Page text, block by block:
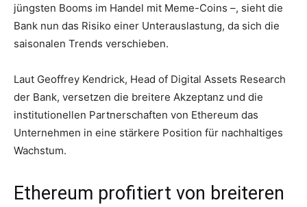
jüngsten Booms im Handel mit Meme-Coins –, sieht die
Bank nun das Risiko einer Unterauslastung, da sich die
saisonalen Trends verschieben.
Laut Geoffrey Kendrick, Head of Digital Assets Research
der Bank, versetzen die breitere Akzeptanz und die
institutionellen Partnerschaften von Ethereum das
Unternehmen in eine stärkere Position für nachhaltiges
Wachstum.
Ethereum profitiert von breiteren